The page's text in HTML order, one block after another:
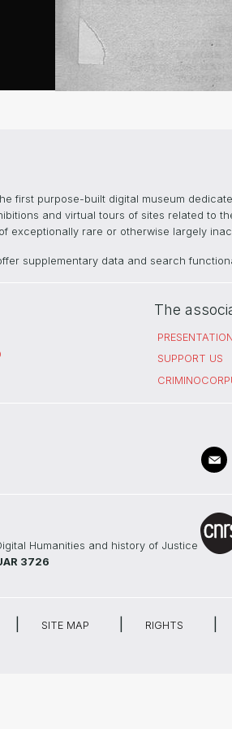
first purpose-built digital museum
and virtual tours of sites related to
exceptionally rare or otherwise largely
supplementary data and search
The
SUPPORT US
Humanities and history of Justice
3726
SITE MAP RIGHTS